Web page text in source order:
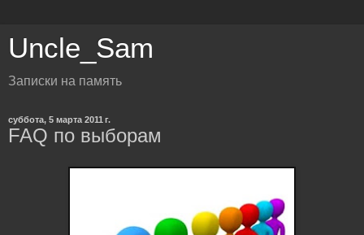
Uncle_Sam
Записки на память
суббота, 5 марта 2011 г.
FAQ по выборам